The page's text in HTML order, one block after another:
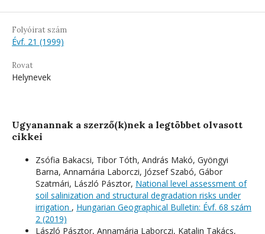
Folyóirat szám
Évf. 21 (1999)
Rovat
Helynevek
Ugyanannak a szerző(k)nek a legtöbbet olvasott
cikkei
Zsófia Bakacsi, Tibor Tóth, András Makó, Gyöngyi
Barna, Annamária Laborczi, József Szabó, Gábor
Szatmári, László Pásztor, National level assessment of
soil salinization and structural degradation risks under
irrigation , Hungarian Geographical Bulletin: Évf. 68 szám
2 (2019)
László Pásztor, Annamária Laborczi, Katalin Takács,